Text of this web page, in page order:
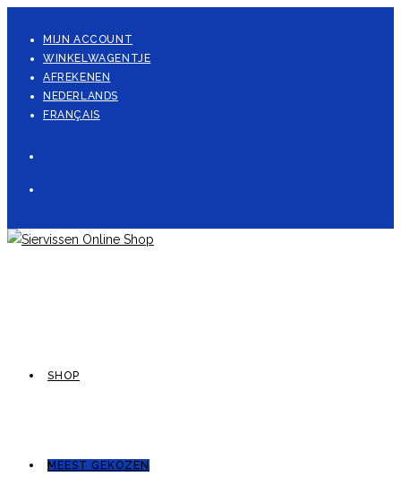
inhoud
MIJN ACCOUNT
WINKELWAGENTJE
AFREKENEN
NEDERLANDS
FRANÇAIS
SHOP
MEEST GEKOZEN